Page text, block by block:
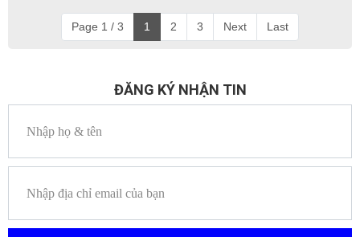
Page 1 / 3 1 2 3 Next Last
ĐĂNG KÝ NHẬN TIN